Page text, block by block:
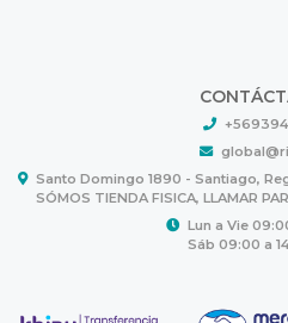
Santo Domingo 1890 - Santiago,
SÓMOS TIENDA FISICA, LLAMAR
Lun a Vie
Sáb 09:00 a